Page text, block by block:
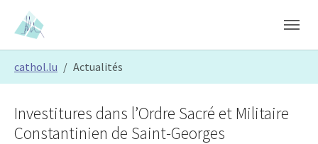
Skip to main content
Skip to page footer
cathol.lu Actualités
Investitures dans l’Ordre Sacré et Militaire
Constantinien de Saint-Georges